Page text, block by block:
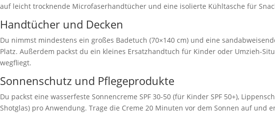
auf leicht trocknende Microfaserhandtücher und eine isolierte Kühltasche für
Handtücher und Decken
Du nimmst mindestens ein großes Badetuch (70×140 cm) und eine
Platz. Außerdem packst du ein kleines Ersatzhandtuch für Kinder oder Umzieh-
wegfliegt.
Sonnenschutz und Pflegeprodukte
Du packst eine wasserfeste Sonnencreme SPF 30-50 (für Kinder SPF 50+),
Shotglas) pro Anwendung. Trage die Creme 20 Minuten vor dem Sonnen auf